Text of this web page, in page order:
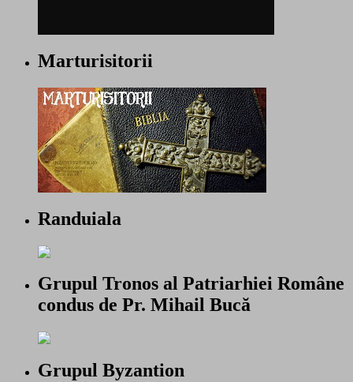
Marturisitorii
Randuiala
Grupul Tronos al Patriarhiei Române
condus de Pr. Mihail Bucă
Grupul Byzantion